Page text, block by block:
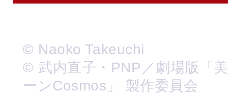
© Naoko Takeuchi
© 武内直子・PNP／劇場版「
ーンCosmos」 製作委員会